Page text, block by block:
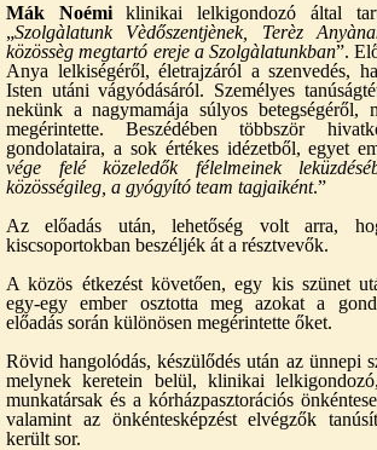
Mák Noémiklinikai lelkigondozó által
„Szolgàlatunk Vèdőszentjènek, Terèz
közössèg megtartó ereje a Szolgàlatunkban”.
Anya lelkiségéről, életrajzáról a szenvedés,
Isten utáni vágyódásáról. Személyes
nekünk a nagymamája súlyos betegségéről,
megérintette. Beszédében többször
gondolataira, a sok értékes idézetből, egyet
vége felé közeledők félelmeinek
közösségileg, a gyógyító team tagjaiként.”
Az előadás után, lehetőség volt arra,
kiscsoportokban beszéljék át a résztvevők.
A közös étkezést követően, egy kis szünet
egy-egy ember osztotta meg azokat a
előadás során különösen megérintette őket.
Rövid hangolódás, készülődés után az ünnepi
melynek keretein belül, klinikai
munkatársak és a kórházpasztorációs
valamint az önkéntesképzést elvégzők
került sor.